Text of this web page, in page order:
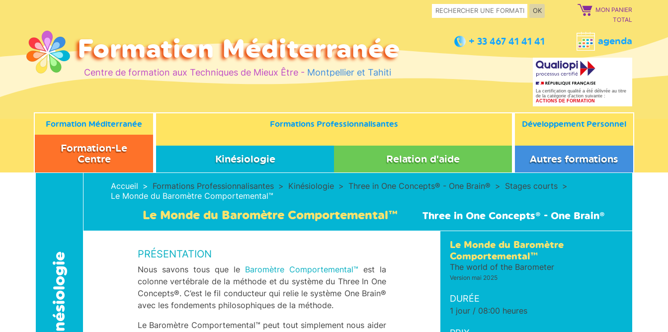
Formation Méditerranée
Centre de formation aux Techniques de Mieux Être - Montpellier et Tahiti
Formation Méditerranée
Formation-Le
Centre
proche de Montpellier
Nos formateurs et
Intervenants à
Montpellier
Certificat Qualiopi
Avis aout 2023 à juillet
2024
Formations Professionnalisantes
Kinésiologie
Three in One Concepts® - One Brain®
Touch For Health
Relation d’aide
Développement Personnel
Autres formations
OK
MON PANIER
TOTAL
+ 33 467 41 41 41 agenda
La certification qualité a été délivrée au titre
de la catégorie d’action suivante :
ACTIONS DE FORMATION
Kinésiologie
Accueil Formations Professionnalisantes Kinésiologie Three in One Concepts® - One Brain®
Stages courts
Le Monde du Baromètre Comportemental™
Three in One Concepts® - One Brain®
Le Monde du Baromètre Comportemental™
PRÉSENTATION
Nous savons tous que le Baromètre Comportemental™ est la
colonne vertébrale de la méthode et du système du Three In One
Concepts®. C’est le fil conducteur qui relie le système One Brain®
avec les fondements philosophiques de la méthode.
Le Baromètre Comportemental™ peut tout simplement nous aider
Le Monde du Baromètre
Comportemental™
The world of the Barometer
Version mai 2025
DURÉE
1 jour / 08:00 heures